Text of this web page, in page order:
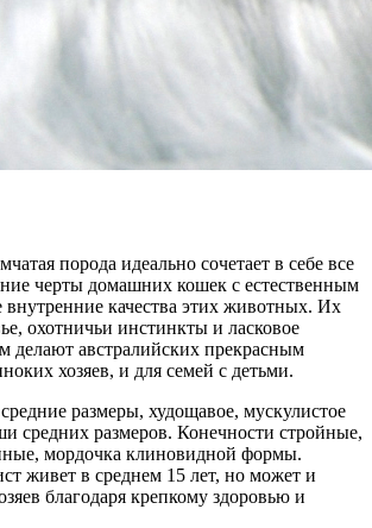
порода идеально сочетает в себе все
черты домашних кошек с естественным
качества этих животных. Их
охотничьи инстинкты и ласковое
делают австралийских прекрасным
хозяев, и для семей с детьми.
размеры, худощавое, мускулистое
средних размеров. Конечности стройные,
мордочка клиновидной формы.
живет в среднем 15 лет, но может и
благодаря крепкому здоровью и